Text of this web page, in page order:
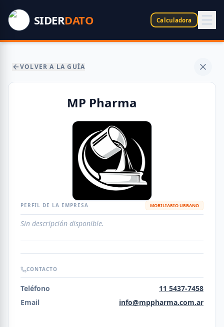
SIDERDATO Calculadora
VOLVER A LA GUÍA
MP Pharma
PERFIL DE LA EMPRESA MOBILIARIO URBANO
Sin descripción disponible.
CONTACTO
Teléfono
11 5437-7458
Email
info@mppharma.com.ar